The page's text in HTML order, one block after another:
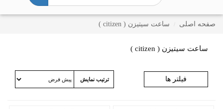
صفحه اصلی ساعت سیتیزن ( citizen )
ساعت سیتیزن ( citizen )
فیلتر ها ترتیب نمایش